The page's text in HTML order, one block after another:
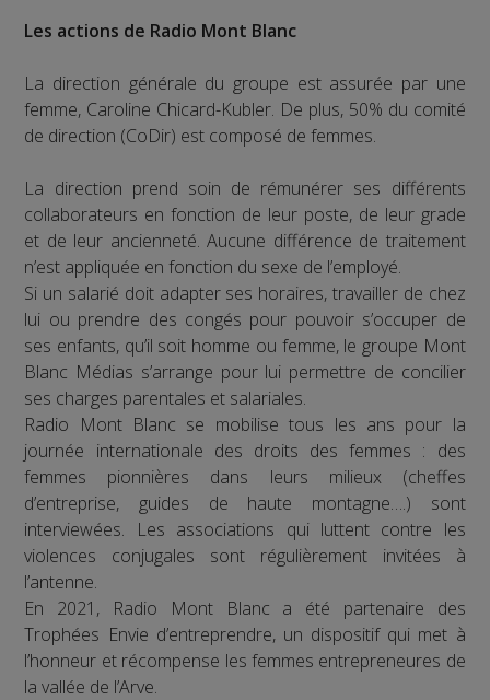
Les actions de Radio Mont Blanc
La direction générale du groupe est assurée par une
femme, Caroline Chicard-Kubler. De plus, 50% du comité
de direction (CoDir) est composé de femmes.
La direction prend soin de rémunérer ses différents
collaborateurs en fonction de leur poste, de leur grade
et de leur ancienneté. Aucune différence de traitement
n’est appliquée en fonction du sexe de l’employé.
Si un salarié doit adapter ses horaires, travailler de chez
lui ou prendre des congés pour pouvoir s’occuper de
ses enfants, qu’il soit homme ou femme, le groupe Mont
Blanc Médias s’arrange pour lui permettre de concilier
ses charges parentales et salariales.
Radio Mont Blanc se mobilise tous les ans pour la
journée internationale des droits des femmes : des
femmes pionnières dans leurs milieux (cheffes
d’entreprise, guides de haute montagne….) sont
interviewées. Les associations qui luttent contre les
violences conjugales sont régulièrement invitées à
l’antenne.
En 2021, Radio Mont Blanc a été partenaire des
Trophées Envie d’entreprendre, un dispositif qui met à
l’honneur et récompense les femmes entrepreneures de
la vallée de l’Arve.